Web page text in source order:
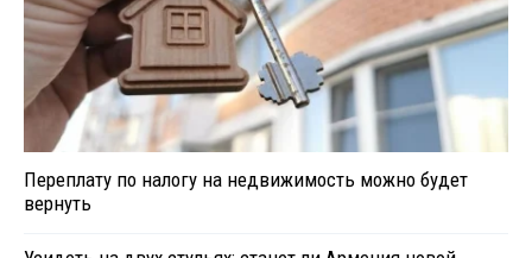
Переплату по налогу на недвижимость можно будет
вернуть